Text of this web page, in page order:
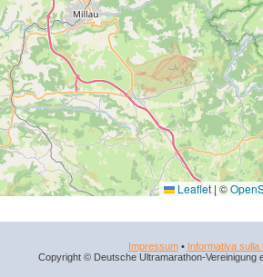
Leaflet| ©
Impressum• Informativa sulla
Copyright © Deutsche Ultramarathon-Vereinigung